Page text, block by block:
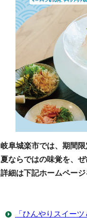
岐阜城楽市では、期間
夏ならではの味覚を、ぜ
詳細は下記ホームページ
「ひんやりスイー